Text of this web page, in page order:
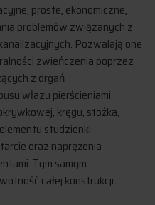
proste, ekonomiczne,
problemów związanych z
Pozwalają one
zwieńczenia poprzez
z drgań
włazu pierścieniami
kręgu, stożka,
studzienki
oraz naprężenia
Tym samym
całej konstrukcji.